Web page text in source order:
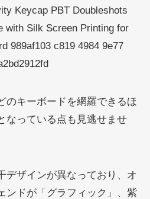
のキーボードを網羅できるほ
なっている点も見逃せませ
デザインが異なっており、オ
ンドが「グラフィック」、紫